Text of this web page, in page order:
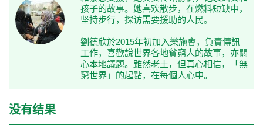
孩子的故事。她喜欢散步，在燃料短缺中，
坚持步行，探访需要援助的人民。
劉德欣於2015年初加入樂施會，負責傳訊
工作，喜歡說世界各地貧窮人的故事，亦關
心本地議題。雖然老土，但真心相信，「無
窮世界」的起點，在每個人心中。
没有结果